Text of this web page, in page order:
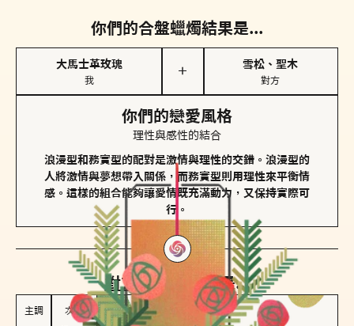
你們的合盤蠟燭結果是...
大馬士革玫瑰
我
＋
雪松、聖木
對方
你們的戀愛風格
理性與感性的結合
浪漫型和務實型的配對是激情與理性的交錯。浪漫型的
人將激情與夢想帶入關係，而務實型則用理性來平衡情
感。這樣的組合能夠讓愛情既充滿動力，又保持實際可
行。
對方的主調蠟燭是...
主調 次調